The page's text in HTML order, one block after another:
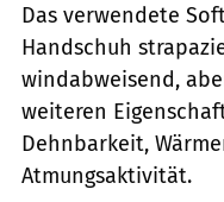
Das verwendete
Handschuh
windabweisend,
weiteren
Dehnbarkeit,
Atmungsaktivität.